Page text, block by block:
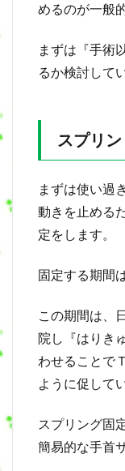
めるのが一般
まずは『手術
るか検討して
スプリ
まずは使い過
動きを止める
定をします。
固定する期間
この期間は、
院し『はりき
わせることで
ように促して
スプリング固
簡易的な手首